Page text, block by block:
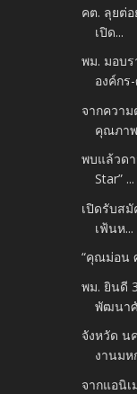
คต. ลุยต่
เปิด...
พม. มอบร
องค์กร-
จากควา
คุณภาพ
พบแล้วดา
Star” ...
เปิดรับสมั
เฟ้นห...
“คุณม่อน
พม. ยินดี
พัฒนา
จังหวัด น
งานมห
จากแอนิ